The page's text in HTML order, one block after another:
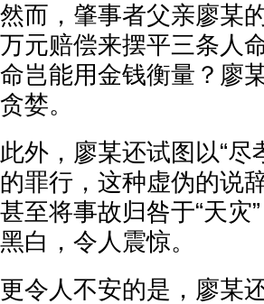
然而，肇事者父亲廖某
万元赔偿来摆平三条人
命岂能用金钱衡量？廖
贪婪。
此外，廖某还试图以“
的罪行，这种虚伪的说
甚至将事故归咎于“天灾
黑白，令人震惊。
更令人不安的是，廖某